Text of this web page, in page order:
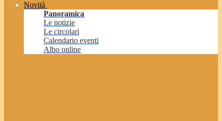
Novità
Panoramica
Le notizie
Le circolari
Calendario eventi
Albo online